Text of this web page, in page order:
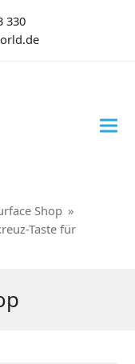
330
Shop »
Taste für